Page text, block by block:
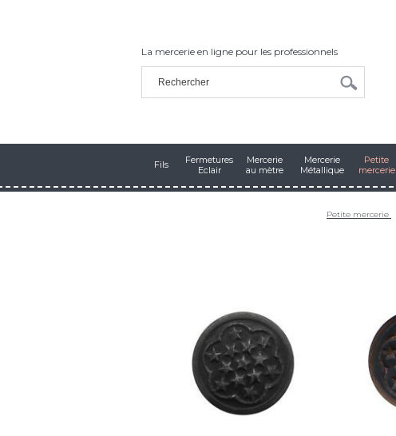
La mercerie en ligne pour les professionnels
Fils
Fermetures
Eclair
Mercerie
au mètre
Mercerie
Métallique
Petite
mercerie
Petite mercerie